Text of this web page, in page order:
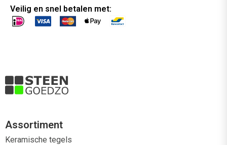
Veilig en snel betalen met:
Assortiment
Keramische tegels